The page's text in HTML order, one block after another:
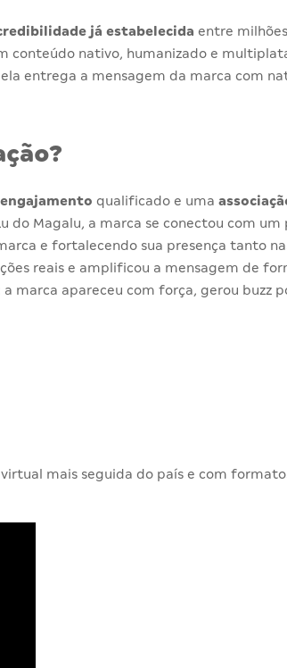
já estabelecida entre
conteúdo nativo, humanizado e
entrega a mensagem da marca com
engajamento qualificado e uma
do Magalu, a marca se conectou com
e fortalecendo sua presença tanto
reais e amplificou a mensagem de
marca apareceu com força, gerou
mais seguida do país e com